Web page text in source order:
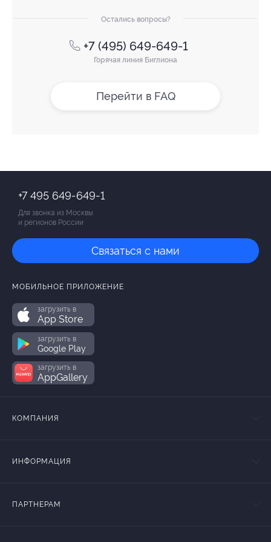
Остались вопросы?
+7 (495) 649-649-1
Горячая линия Биглиона
Перейти в FAQ
+7 495 649-649-1
Для звонка из Москвы
и регионов России
Связаться с нами
МОБИЛЬНОЕ ПРИЛОЖЕНИЕ
загрузить в
App Store
загрузить в
Google Play
загрузить в
AppGallery
КОМПАНИЯ
ИНФОРМАЦИЯ
ПАРТНЕРАМ